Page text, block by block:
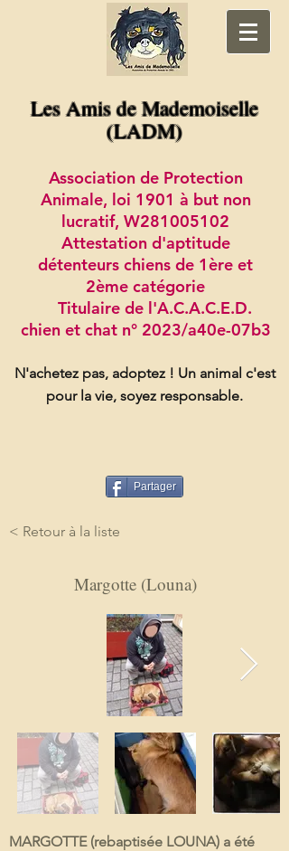
Les Amis de Mademoiselle
(LADM)
Association de Protection
Animale, loi 1901 à but non
lucratif, W281005102
Attestation d'aptitude
détenteurs chiens de 1ère et
2ème catégorie
Titulaire de l'A.C.A.C.E.D.
chien et chat n° 2023/a40e-07b3
N'achetez pas, adoptez ! Un animal c'est
pour la vie, soyez responsable.
Partager
< Retour à la liste
Margotte (Louna)
MARGOTTE (rebaptisée LOUNA) a été